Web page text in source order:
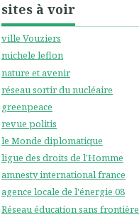
sites à voir
ville Vouziers
michele leflon
nature et avenir
réseau sortir du nucléaire
greenpeace
revue politis
le Monde diplomatique
ligue des droits de l'Homme
amnesty international france
agence locale de l'énergie 08
Réseau éducation sans frontière